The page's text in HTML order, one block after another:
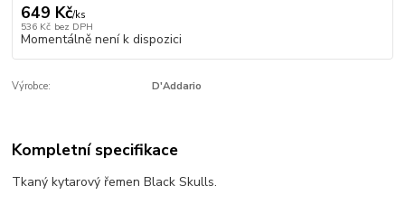
649 Kč/ks
536 Kč bez DPH
Momentálně není k dispozici
Výrobce: D'Addario
Kompletní specifikace
Tkaný kytarový řemen Black Skulls.